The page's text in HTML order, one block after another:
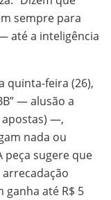
sempre para
até a inteligência
quinta-feira (26),
— alusão a
apostas) —,
nada ou
peça sugere que
ganha até R$ 5